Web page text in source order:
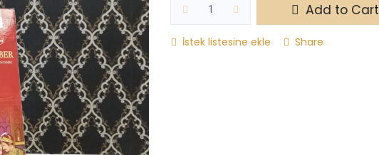
Add to Cart
İstek listesine ekle Share